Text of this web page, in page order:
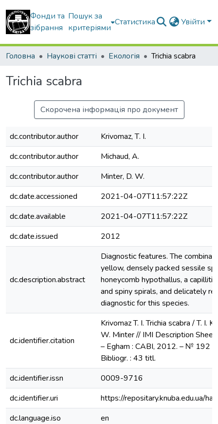
Фонди та
зібрання
Пошук за
критеріями
Статистика Увійти
Головна Наукові статті Екологія Trichia scabra
Trichia scabra
Скорочена інформація про документ
dc.contributor.author
Krivomaz, Т. І.
dc.contributor.author
Michaud, A.
dc.contributor.author
Minter, D. W.
dc.date.accessioned
2021-04-07T11:57:22Z
dc.date.available
2021-04-07T11:57:22Z
dc.date.issued
2012
dc.description.abstract
Diagnostic features. The
yellow, densely packed sessile
honeycomb hypothallus, a
and spiny spirals, and delicately
diagnostic for this species.
dc.identifier.citation
Krivomaz T. I. Trichia scabra / T. I.
W. Minter // IMI Description
– Egham : CABI, 2012. – № 192
Bibliogr. : 43 titl.
dc.identifier.issn
0009-9716
dc.identifier.uri
https://repositary.knuba.edu.ua/
dc.language.iso
en